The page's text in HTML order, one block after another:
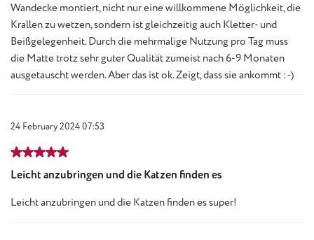
Wandecke montiert, nicht nur eine willkommene Möglichkeit, die
Krallen zu wetzen, sondern ist gleichzeitig auch Kletter- und
Beißgelegenheit. Durch die mehrmalige Nutzung pro Tag muss
die Matte trotz sehr guter Qualität zumeist nach 6-9 Monaten
ausgetauscht werden. Aber das ist ok. Zeigt, dass sie ankommt :-)
24 February 2024 07:53
Review with rating of 5 out of 5 stars
Leicht anzubringen und die Katzen finden es
Leicht anzubringen und die Katzen finden es super!